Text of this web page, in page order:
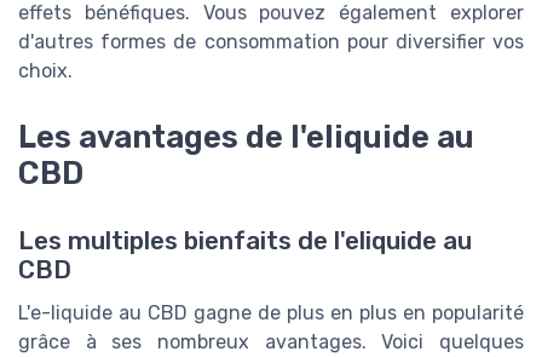
effets bénéfiques. Vous pouvez également explorer
d'autres formes de consommation pour diversifier vos
choix.
Les avantages de l'eliquide au
CBD
Les multiples bienfaits de l'eliquide au
CBD
L'e-liquide au CBD gagne de plus en plus en popularité
grâce à ses nombreux avantages. Voici quelques